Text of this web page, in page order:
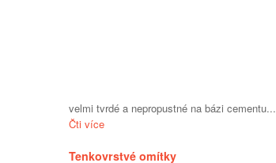
velmi tvrdé a nepropustné na bázi cementu...
Čti více
Tenkovrstvé omítky